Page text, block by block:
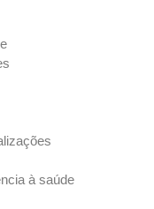
à saúde